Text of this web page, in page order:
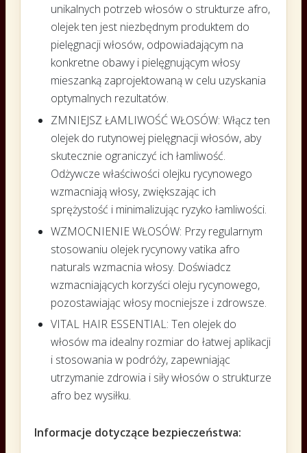
unikalnych potrzeb włosów o strukturze afro,
olejek ten jest niezbędnym produktem do
pielęgnacji włosów, odpowiadającym na
konkretne obawy i pielęgnującym włosy
mieszanką zaprojektowaną w celu uzyskania
optymalnych rezultatów.
ZMNIEJSZ ŁAMLIWOŚĆ WŁOSÓW: Włącz ten
olejek do rutynowej pielęgnacji włosów, aby
skutecznie ograniczyć ich łamliwość.
Odżywcze właściwości olejku rycynowego
wzmacniają włosy, zwiększając ich
sprężystość i minimalizując ryzyko łamliwości.
WZMOCNIENIE WŁOSÓW: Przy regularnym
stosowaniu olejek rycynowy vatika afro
naturals wzmacnia włosy. Doświadcz
wzmacniających korzyści oleju rycynowego,
pozostawiając włosy mocniejsze i zdrowsze.
VITAL HAIR ESSENTIAL: Ten olejek do
włosów ma idealny rozmiar do łatwej aplikacji
i stosowania w podróży, zapewniając
utrzymanie zdrowia i siły włosów o strukturze
afro bez wysiłku.
Informacje dotyczące bezpieczeństwa: